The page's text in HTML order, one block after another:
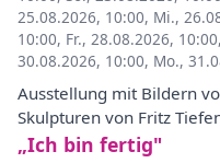
25.08.2026, 10:00, Mi.,
10:00, Fr., 28.08.2026, 10:00,
30.08.2026, 10:00, Mo.,
Ausstellung mit Bildern
Skulpturen von Fritz
„Ich bin fertig"